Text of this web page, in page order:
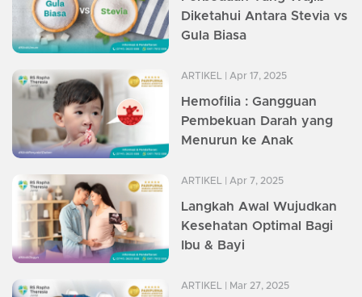
Diketahui Antara Stevia vs
Gula Biasa
ARTIKEL | Apr 17, 2025
Hemofilia : Gangguan
Pembekuan Darah yang
Menurun ke Anak
ARTIKEL | Apr 7, 2025
Langkah Awal Wujudkan
Kesehatan Optimal Bagi
Ibu & Bayi
ARTIKEL | Mar 27, 2025